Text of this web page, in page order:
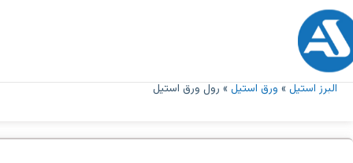
البرز استیل» ورق استیل» رول ورق استیل